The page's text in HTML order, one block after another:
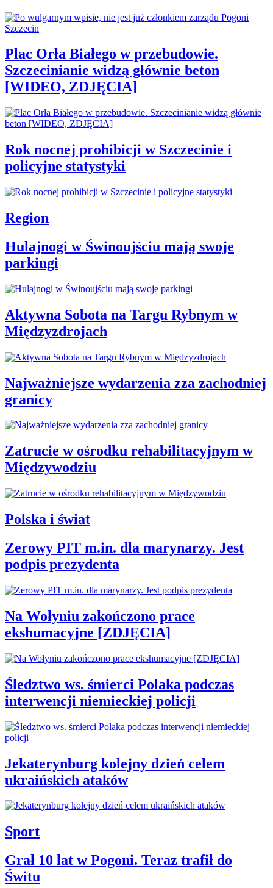
Plac Orła Białego w przebudowie.
Szczecinianie widzą głównie beton
[WIDEO, ZDJĘCIA]
Rok nocnej prohibicji w Szczecinie i
policyjne statystyki
Region
Hulajnogi w Świnoujściu mają swoje
parkingi
Aktywna Sobota na Targu Rybnym w
Międzyzdrojach
Najważniejsze wydarzenia zza zachodniej
granicy
Zatrucie w ośrodku rehabilitacyjnym w
Międzywodziu
Polska i świat
Zerowy PIT m.in. dla marynarzy. Jest
podpis prezydenta
Na Wołyniu zakończono prace
ekshumacyjne [ZDJĘCIA]
Śledztwo ws. śmierci Polaka podczas
interwencji niemieckiej policji
Jekaterynburg kolejny dzień celem
ukraińskich ataków
Sport
Grał 10 lat w Pogoni. Teraz trafił do
Świtu